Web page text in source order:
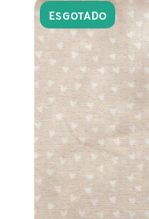
ESGOTADO